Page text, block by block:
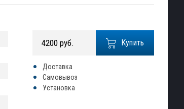
Купить
4200 руб.
Доставка
Самовывоз
Установка